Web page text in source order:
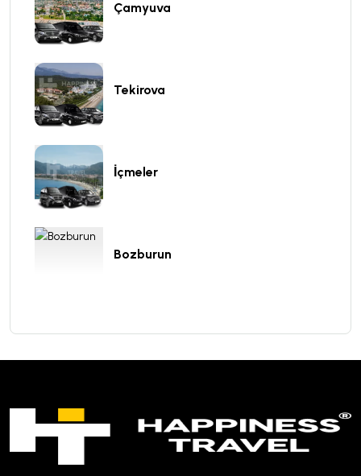
Çamyuva
Tekirova
İçmeler
Bozburun